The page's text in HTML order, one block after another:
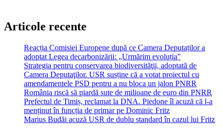
Articole recente
Reacția Comisiei Europene după ce Camera Deputaților a
adoptat Legea decarbonizării: „Urmărim evoluția”
Strategia pentru conservarea biodiversităţii, adoptată de
Camera Deputaţilor. USR susține că a votat proiectul cu
amendamentele PSD pentru a nu bloca un jalon PNRR
România riscă să piardă sute de milioane de euro din PNRR
Prefectul de Timiș, reclamat la DNA. Piedone îl acuză că l-a
menținut în funcția de primar pe Dominic Fritz
Marius Budăi acuză USR de dublu standard în cazul lui Fritz